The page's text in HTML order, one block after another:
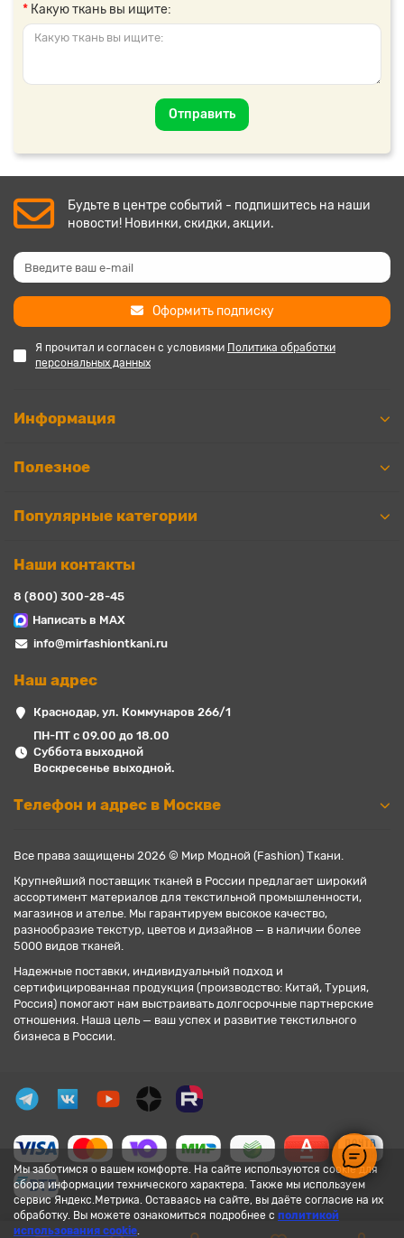
Какую ткань вы ищите:
Отправить
Мы заботимся о вашем комфорте. На сайте используются cookie для
сбора информации технического характера. Также мы используем
сервис Яндекс.Метрика. Оставаясь на сайте, вы даёте согласие на их
обработку. Вы можете ознакомиться подробнее с политикой
использования cookie.
Будьте в центре событий - подпишитесь на наши
новости! Новинки, скидки, акции.
Оформить подписку
Я прочитал и согласен с условиями Политика обработки
персональных данных
Информация
Полезное
Популярные категории
Наши контакты
8 (800) 300-28-45
Написать в MAX
info@mirfashiontkani.ru
Наш адрес
Краснодар, ул. Коммунаров 266/1
ПН-ПТ с 09.00 до 18.00
Суббота выходной
Воскресенье выходной.
Телефон и адрес в Москве
Все права защищены 2026 © Мир Модной (Fashion) Ткани.
Крупнейший поставщик тканей в России предлагает широкий
ассортимент материалов для текстильной промышленности,
магазинов и ателье. Мы гарантируем высокое качество,
разнообразие текстур, цветов и дизайнов — в наличии более
5000 видов тканей.
Надежные поставки, индивидуальный подход и
сертифицированная продукция (производство: Китай, Турция,
Россия) помогают нам выстраивать долгосрочные партнерские
отношения. Наша цель — ваш успех и развитие текстильного
бизнеса в России.